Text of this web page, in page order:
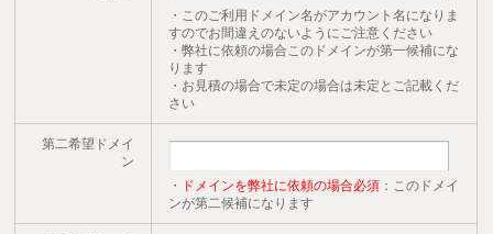
・このご利用ドメイン名がアカウント名になりま
すのでお間違えのないようにご注意ください
・弊社に依頼の場合このドメインが第一候補にな
ります
・お見積の場合で未定の場合は未定とご記載くだ
さい
第二希望ドメイ
ン
・
ドメインを弊社に依頼の場合必須 ：このドメイ
ンが第二候補になります